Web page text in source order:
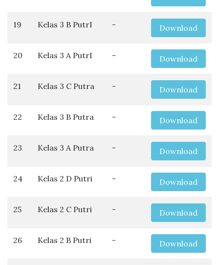
19 Kelas 3 B PutrI - Download
20 Kelas 3 A PutrI - Download
21 Kelas 3 C Putra - Download
22 Kelas 3 B Putra - Download
23 Kelas 3 A Putra - Download
24 Kelas 2 D Putri - Download
25 Kelas 2 C Putri - Download
26 Kelas 2 B Putri - Download